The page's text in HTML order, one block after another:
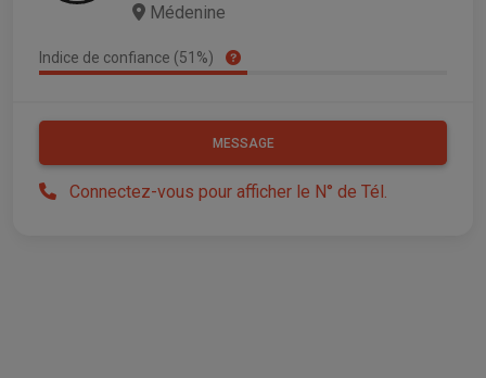
Médenine
Indice de confiance (51%)
MESSAGE
Connectez-vous pour afficher le N° de Tél.